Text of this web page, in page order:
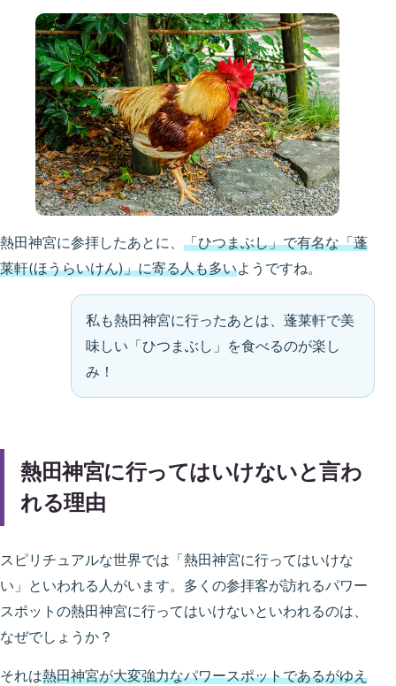
熱田神宮に参拝したあとに、 「ひつまぶし」で有名な「蓬
莱軒(ほうらいけん)」に寄る人も多いようですね。
私も熱田神宮に行ったあとは、蓬莱軒で美
味しい「ひつまぶし」を食べるのが楽し
み！
熱田神宮に行ってはいけないと言わ
れる理由
スピリチュアルな世界では「熱田神宮に行ってはいけな
い」といわれる人がいます。多くの参拝客が訪れるパワー
スポットの熱田神宮に行ってはいけないといわれるのは、
なぜでしょうか？
それは熱田神宮が大変強力なパワースポットであるがゆえ